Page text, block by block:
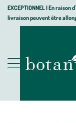
Aller
Aller
au
Aller
au
page
EXCEPTIONNEL I En
livraison peuvent être
Nos produits
Jardinerie